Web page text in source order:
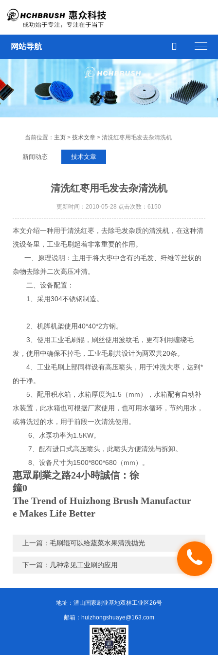
网站导航 
当前位置： 主页 >技术文章 > 清洗红枣用毛发去杂清洗机
新闻动态 技术文章
清洗红枣用毛发去杂清洗机
更新时间：2010-05-28 点击次数：6150
本文介绍一种用于清洗红枣，去除毛发杂质的清洗机，在这种清
洗设备里，工业毛刷起着非常重要的作用。
一、原理说明：主用于将大枣中含有的毛发、纤维等丝状的
杂物去除并二次高压冲清。
二、设备配置：
1、采用304不锈钢制造。
2、机脚机架使用40*40*2方钢。
3、使用工业毛刷辊，刷丝使用波纹毛，更有利用缠绕毛
发，使用中确保不掉毛，工业毛刷共设计为两双共20条。
4、工业毛刷上部同样设有高压喷头，用于冲洗大枣，达到*
的干净。
5、配用积水箱，水箱厚度为1.5（mm），水箱配有自动补
水装置，此水箱也可根据厂家使用，也可用水循环，节约用水，
或将洗过的水，用于前段一次清洗使用。
6、水泵功率为1.5KW。
7、配有进口式高压喷头，此喷头方便清洗与拆卸。
8、设备尺寸为1500*800*680（mm）。
惠眾刷業之路24小時誠信：徐
鐘0
The Trend of Huizhong Brush Manufactur
e Makes Life Better
上一篇：毛刷辊可以给蔬菜水果清洗抛光
下一篇： 几种常见工业刷的应用
地址：潜山国家刷业基地双林工业区26号
邮箱：huizhongshuaye@163.com